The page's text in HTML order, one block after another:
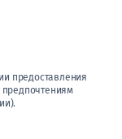
предоставления
предпочтениям